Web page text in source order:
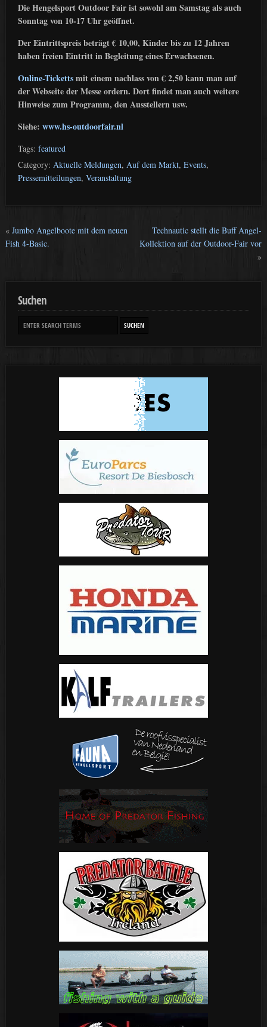
Die Hengelsport Outdoor Fair ist sowohl am Samstag als auch
Sonntag von 10-17 Uhr geöffnet.
Der Eintrittspreis beträgt € 10,00, Kinder bis zu 12 Jahren
haben freien Eintritt in Begleitung eines Erwachsenen.
Online-Tickettsmit einem nachlass von € 2,50 kann man auf
der Webseite der Messe ordern. Dort findet man auch weitere
Hinweise zum Programm, den Ausstellern usw.
Siehe: www.hs-outdoorfair.nl
Tags: featured
Category: Aktuelle Meldungen, Auf dem Markt, Events,
Pressemitteilungen, Veranstaltung
« Jumbo Angelboote mit dem neuen
Fish 4-Basic.
Technautic stellt die Buff Angel-
Kollektion auf der Outdoor-Fair vor
»
Suchen